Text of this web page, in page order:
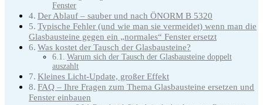
Fenster
Der Ablauf – sauber und nach ÖNORM B 5320
Typische Fehler (und wie man sie vermeidet) wenn man die
Glasbausteine gegen ein „normales“ Fenster ersetzt
Was kostet der Tausch der Glasbausteine?
Warum sich der Tausch der Glasbausteine doppelt
auszahlt
Kleines Licht-Update, großer Effekt
FAQ – Ihre Fragen zum Thema Glasbausteine ersetzen und
Fenster einbauen